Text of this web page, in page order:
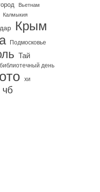
Вьетнам
Калмыкия
Крым
Подмосковье
Тай
библиотечный день
хи
чб